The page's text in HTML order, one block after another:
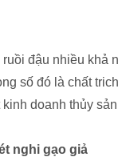
ruồi đậu nhiều khả
số đó là chất
doanh thủy
nghi gạo giả